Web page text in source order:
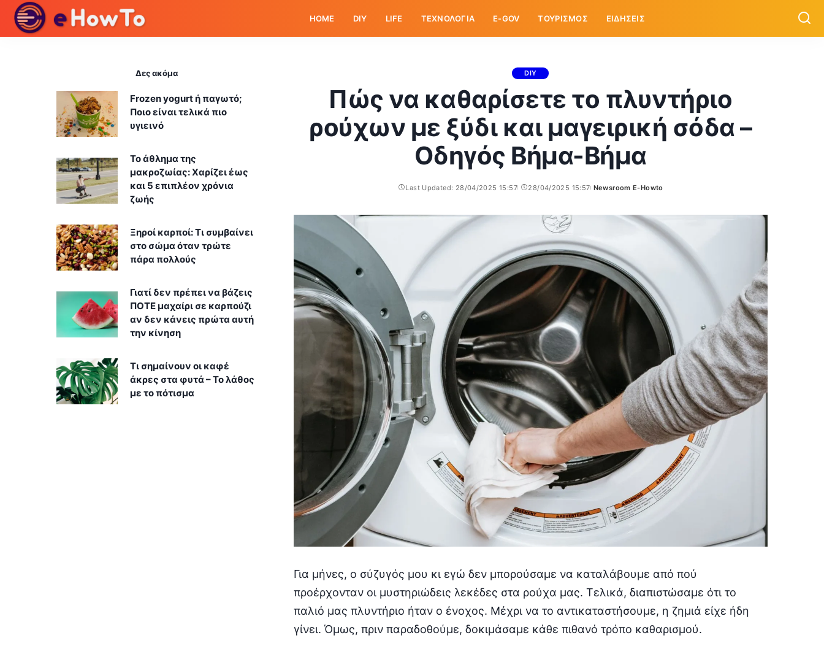
HOME DIY LIFE ΤΕΧΝΟΛΟΓΙΑ E-GOV ΤΟΥΡΙΣΜΟΣ ΕΙΔΗΣΕΙΣ
DIY
Πώς να καθαρίσετε το πλυντήριο
ρούχων με ξύδι και μαγειρική σόδα –
Οδηγός Βήμα-Βήμα
Last Updated: 28/04/2025 15:57 28/04/2025 15:57
Posted
Newsroom E-Howto
Για μήνες, ο σύζυγός μου κι εγώ δεν μπορούσαμε να καταλάβουμε από πού
προέρχονταν οι μυστηριώδεις λεκέδες στα ρούχα μας. Τελικά, διαπιστώσαμε ότι το
παλιό μας πλυντήριο ήταν ο ένοχος. Μέχρι να το αντικαταστήσουμε, η ζημιά είχε ήδη
γίνει. Όμως, πριν παραδοθούμε, δοκιμάσαμε κάθε πιθανό τρόπο καθαρισμού.
Δες ακόμα
Frozen yogurt ή παγωτό;
Ποιο είναι τελικά πιο
υγιεινό
Το άθλημα της
μακροζωίας: Χαρίζει έως
και 5 επιπλέον χρόνια
ζωής
Ξηροί καρποί: Τι συμβαίνει
στο σώμα όταν τρώτε
πάρα πολλούς
Γιατί δεν πρέπει να βάζεις
ΠΟΤΕ μαχαίρι σε καρπούζι
αν δεν κάνεις πρώτα αυτή
την κίνηση
Τι σημαίνουν οι καφέ
άκρες στα φυτά – Το λάθος
με το πότισμα